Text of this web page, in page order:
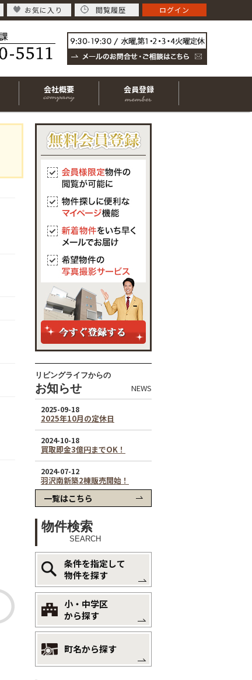
会社概要 会員登録
リビングライフからの
お知らせ NEWS
一覧はこちら
物件検索
SEARCH
条件を指定して
物件を探す
小・中学区
から探す
町名から探す
お気に入り 閲覧履歴 ログイン